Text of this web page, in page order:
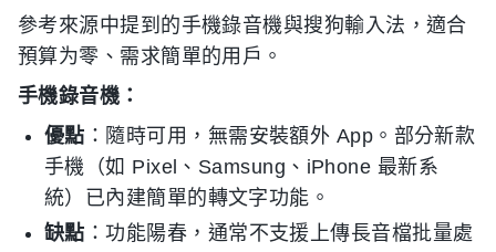
參考來源中提到的手機錄音機與搜狗輸入法，適合
預算为零、需求簡單的用戶。
手機錄音機：
優點 ：隨時可用，無需安裝額外 App。部分新款
手機（如 Pixel、Samsung、iPhone 最新系
統）已內建簡單的轉文字功能。
缺點 ：功能陽春，通常不支援上傳長音檔批量處